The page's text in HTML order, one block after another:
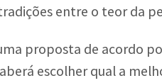
entre o teor da
proposta de acordo
escolher qual a